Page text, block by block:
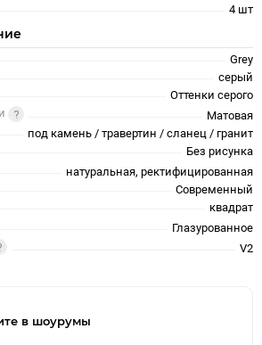
4 шт
Grey
серый
Оттенки серого
Матовая
под камень / травертин / сланец / гранит
Без рисунка
натуральная, ректифицированная
Современный
квадрат
Глазурованное
V2
в шоурумы